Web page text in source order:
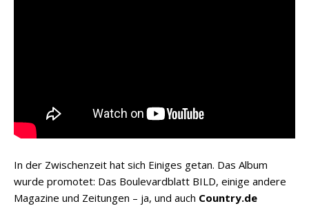
In der Zwischenzeit hat sich Einiges getan. Das Album
wurde promotet: Das Boulevardblatt BILD, einige andere
Magazine und Zeitungen – ja, und auch Country.de